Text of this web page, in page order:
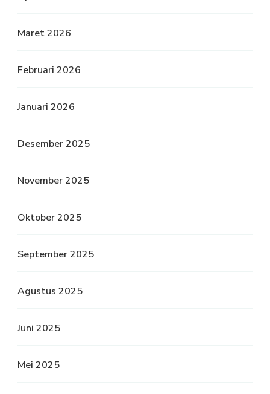
Maret 2026
Februari 2026
Januari 2026
Desember 2025
November 2025
Oktober 2025
September 2025
Agustus 2025
Juni 2025
Mei 2025